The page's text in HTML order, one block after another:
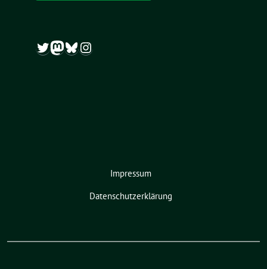
Twitter
Mastodon
Bluesky
Instagram
Impressum
Datenschutzerklärung